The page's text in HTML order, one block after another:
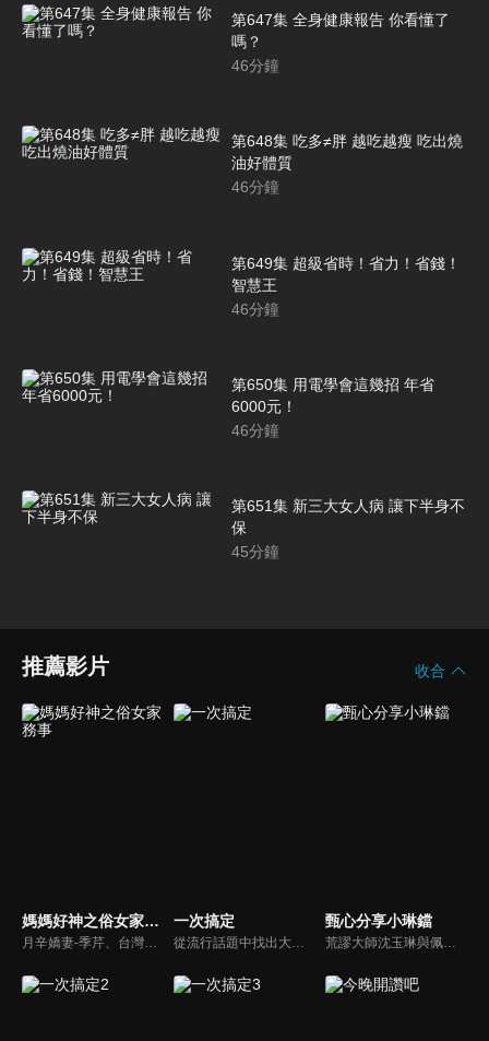
第647集 全身健康報告 你看懂了
嗎？
46分鐘
第648集 吃多≠胖 越吃越瘦 吃出燒
油好體質
46分鐘
第649集 超級省時！省力！省錢！
智慧王
46分鐘
第650集 用電學會這幾招 年省
6000元！
46分鐘
第651集 新三大女人病 讓下半身不
保
45分鐘
推薦影片 收合
媽媽好神之俗女家務事 一次搞定 甄心分享小琳鐺
荒謬大師沈玉琳與佩甄全新搭檔，兩人幽默十足、幽默風趣地為節目穿針引線，結合各領域的職場達人、專家、明星PK暢談最IN話題，在快速變化的時代給您滿滿含金量的生活好智慧！